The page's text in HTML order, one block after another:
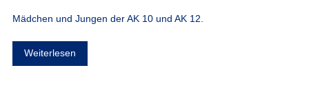
Mädchen und Jungen der AK 10 und AK 12.
Weiterlesen